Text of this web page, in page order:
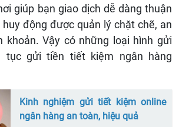
giúp bạn giao dịch dễ dàng thuận
huy động được quản lý chặt chẽ, an
khoản. Vậy có những loại hình gửi
tục gửi tiền tiết kiệm ngân hàng
Kinh nghiệm gửi tiết kiệm online
ngân hàng an toàn, hiệu quả